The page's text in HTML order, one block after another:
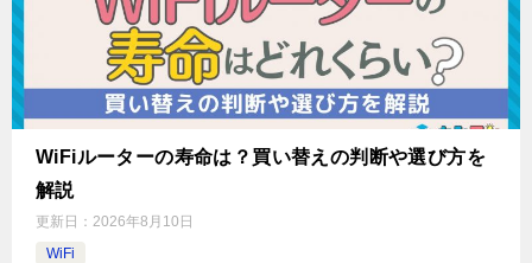
WiFiルーターの寿命は？買い替えの判断や選び方を
解説
更新日： 2026年8月10日
WiFi